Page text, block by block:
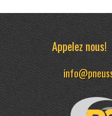
Appelez nous!